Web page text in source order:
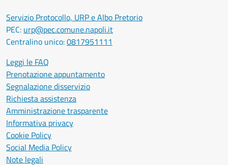
Servizio Protocollo, URP e Albo Pretorio
PEC: urp@pec.comune.napoli.it
Centralino unico:0817951111
Leggi le FAQ
Prenotazione appuntamento
Segnalazione disservizio
Richiesta assistenza
Amministrazione trasparente
Informativa privacy
Cookie Policy
Social Media Policy
Note legali